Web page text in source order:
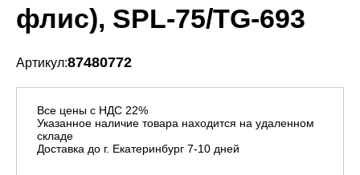
флис), SPL-75/TG-693
Артикул:87480772
Все цены с НДС 22%
Указанное наличие товара находится на удаленном
складе
Доставка до г. Екатеринбург 7-10 дней